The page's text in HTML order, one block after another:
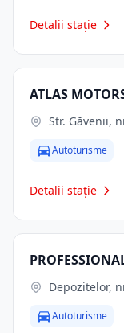
Detalii stație
ATLAS
Str. Găvenii,
Autoturisme
Detalii stație
Depozitelor,
Autoturisme